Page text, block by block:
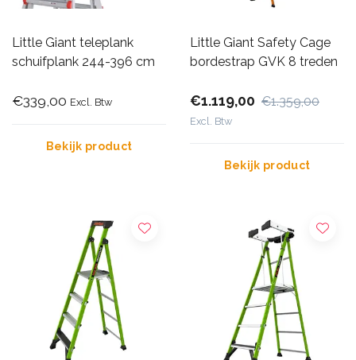
Little Giant teleplank
schuifplank 244-396 cm
€339,00 Excl. Btw
Bekijk product
Little Giant Safety Cage
bordestrap GVK 8 treden
€1.119,00 €1.359,00
Excl. Btw
Bekijk product